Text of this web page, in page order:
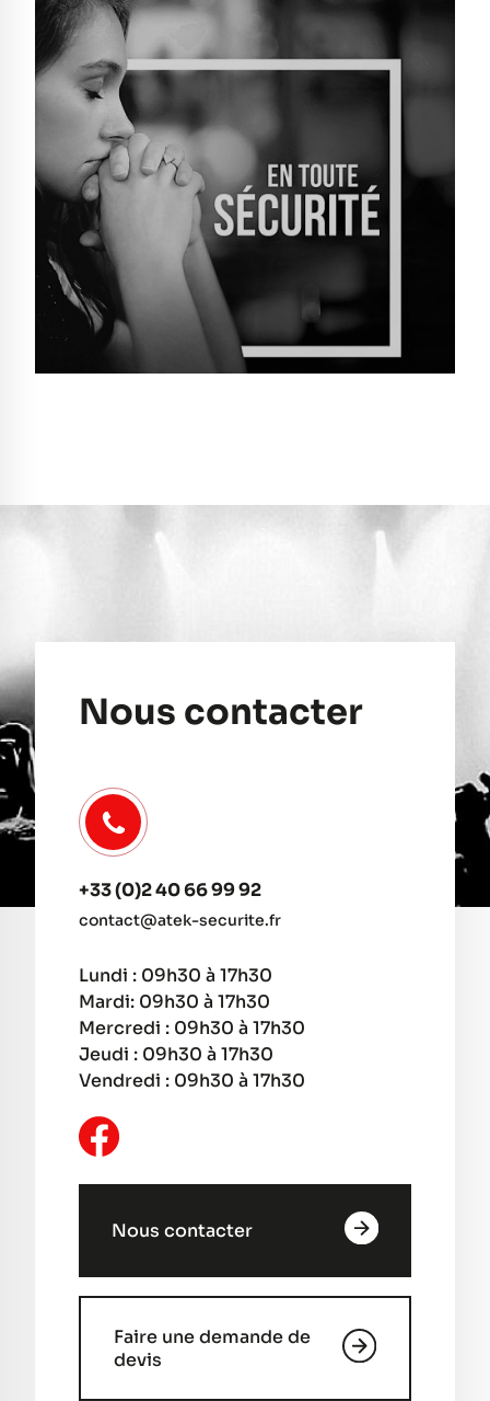
Nous contacter
+33 (0)2 40 66 99 92
contact@atek-securite.fr
Lundi : 09h30 à 17h30
Mardi: 09h30 à 17h30
Mercredi : 09h30 à 17h30
Jeudi : 09h30 à 17h30
Vendredi : 09h30 à 17h30
Nous contacter
Faire une demande de
devis